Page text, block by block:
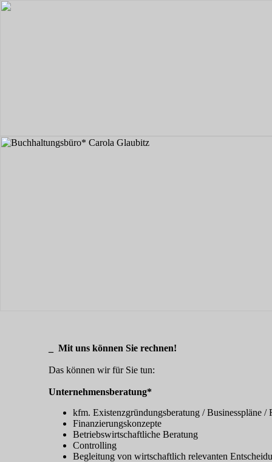
_ Mit uns können Sie rechnen!
Das können wir für Sie tun:
Unternehmensberatung*
kfm. Existenzgründungsberatung / Businesspläne /
Finanzierungskonzepte
Betriebswirtschaftliche Beratung
Controlling
Begleitung von wirtschaftlich relevanten